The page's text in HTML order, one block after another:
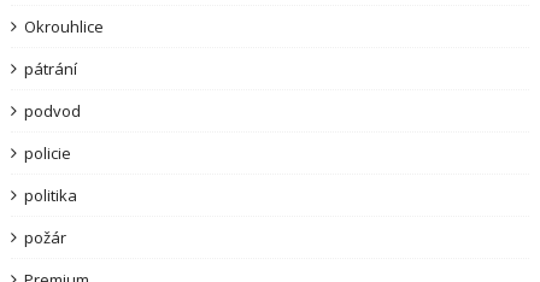
Okrouhlice
pátrání
podvod
policie
politika
požár